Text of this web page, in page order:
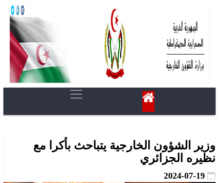
وزير الشؤون الخارجية يتباحث بأكرا مع
نظيره الجزائري
2024-07-19